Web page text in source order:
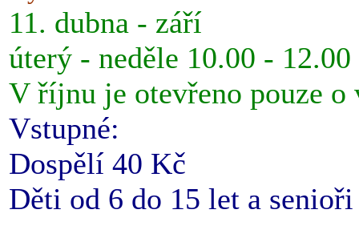
11. dubna - září
úterý - neděle 10.00 -
V říjnu je otevřeno pouze o
Vstupné:
Dospělí 40 Kč
Děti od 6 do 15 let a